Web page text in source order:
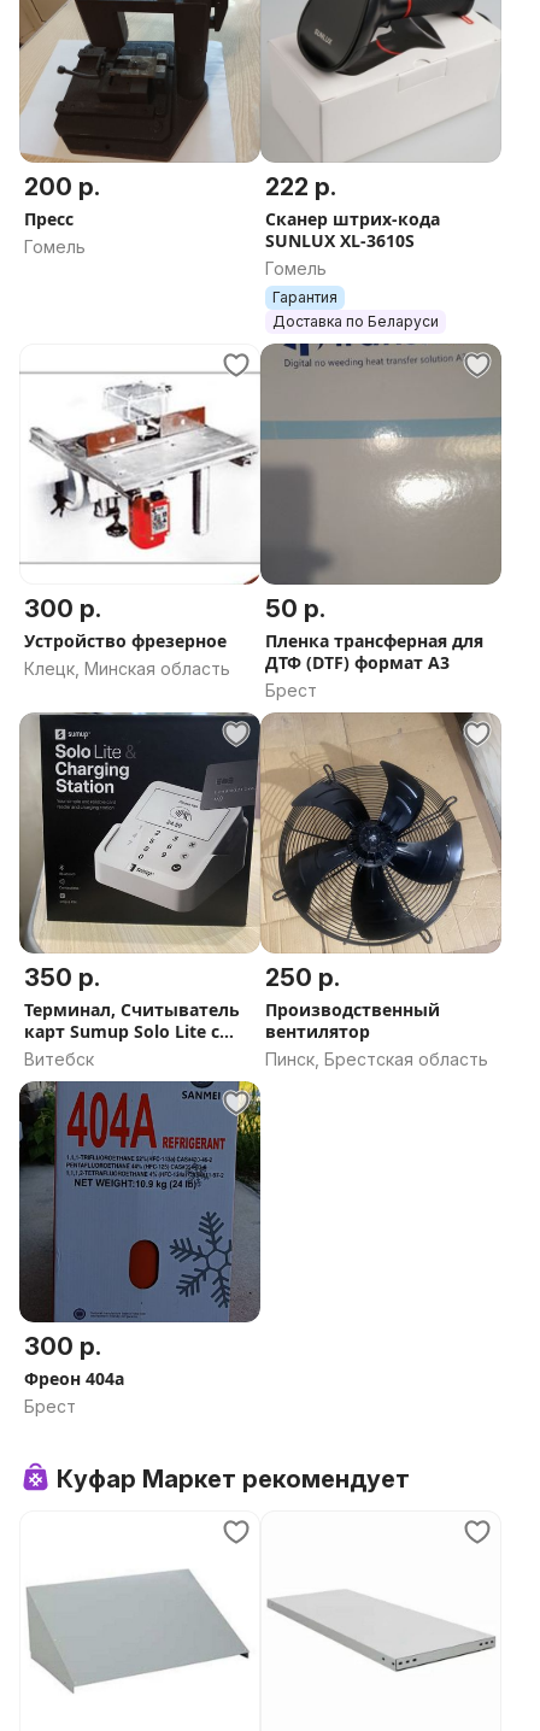
200 р.
Пресс
Гомель
222 р.
Сканер штрих-кода
SUNLUX XL-3610S
Гомель
Гарантия
Доставка по Беларуси
300 р.
Устройство фрезерное
Клецк, Минская область
50 р.
Пленка трансферная для
ДТФ (DTF) формат А3
Брест
350 р.
Терминал, Считыватель
карт Sumup Solo Lite с
заряд
Витебск
250 р.
Производственный
вентилятор
Пинск, Брестская область
300 р.
Фреон 404а
Брест
Куфар Маркет рекомендует